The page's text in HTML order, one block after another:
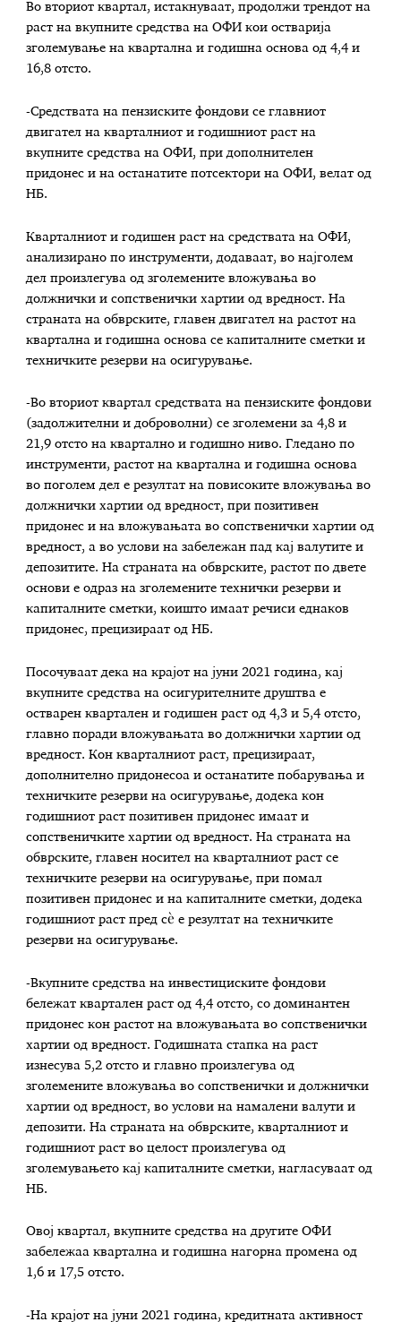
Во вториот квартал, истакнуваат, продолжи трендот на
раст на вкупните средства на ОФИ кои остварија
зголемување на квартална и годишна основа од 4,4 и
16,8 отсто.
-Средствата на пензиските фондови се главниот
двигател на кварталниот и годишниот раст на
вкупните средства на ОФИ, при дополнителен
придонес и на останатите потсектори на ОФИ, велат од
НБ.
Кварталниот и годишен раст на средствата на ОФИ,
анализирано по инструменти, додаваат, во најголем
дел произлегува од зголемените вложувања во
должнички и сопственички хартии од вредност. На
страната на обврските, главен двигател на растот на
квартална и годишна основа се капиталните сметки и
техничките резерви на осигурување.
-Во вториот квартал средствата на пензиските фондови
(задолжителни и доброволни) се зголемени за 4,8 и
21,9 отсто на квартално и годишно ниво. Гледано по
инструменти, растот на квартална и годишна основа
во поголем дел е резултат на повисоките вложувања во
должнички хартии од вредност, при позитивен
придонес и на вложувањата во сопственички хартии од
вредност, а во услови на забележан пад кај валутите и
депозитите. На страната на обврските, растот по двете
основи е одраз на зголемените технички резерви и
капиталните сметки, коишто имаат речиси еднаков
придонес, прецизираат од НБ.
Посочуваат дека на крајот на јуни 2021 година, кај
вкупните средства на осигурителните друштва е
остварен квартален и годишен раст од 4,3 и 5,4 отсто,
главно поради вложувањата во должнички хартии од
вредност. Кон кварталниот раст, прецизираат,
дополнително придонесоа и останатите побарувања и
техничките резерви на осигурување, додека кон
годишниот раст позитивен придонес имаат и
сопственичките хартии од вредност. На страната на
обврските, главен носител на кварталниот раст се
техничките резерви на осигурување, при помал
позитивен придонес и на капиталните сметки, додека
годишниот раст пред сѐ е резултат на техничките
резерви на осигурување.
-Вкупните средства на инвестициските фондови
бележат квартален раст од 4,4 отсто, со доминантен
придонес кон растот на вложувањата во сопственички
хартии од вредност. Годишната стапка на раст
изнесува 5,2 отсто и главно произлегува од
зголемените вложувања во сопственички и должнички
хартии од вредност, во услови на намалени валути и
депозити. На страната на обврските, кварталниот и
годишниот раст во целост произлегува од
зголемувањето кај капиталните сметки, нагласуваат од
НБ.
Овој квартал, вкупните средства на другите ОФИ
забележаа квартална и годишна нагорна промена од
1,6 и 17,5 отсто.
-На крајот на јуни 2021 година, кредитната активност